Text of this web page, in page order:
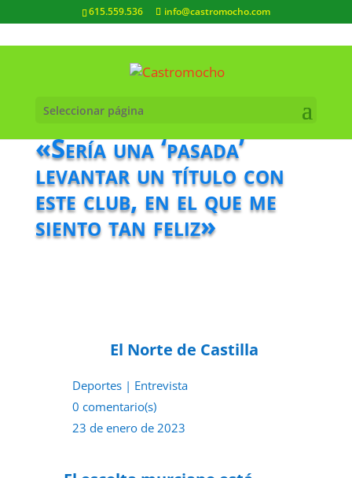
615.559.536 info@castromocho.com
Seleccionar página
«Sería una ‘pasada’
levantar un título con
este club, en el que me
siento tan feliz»
El Norte de Castilla
Deportes| Entrevista
0 comentario(s)
23 de enero de 2023